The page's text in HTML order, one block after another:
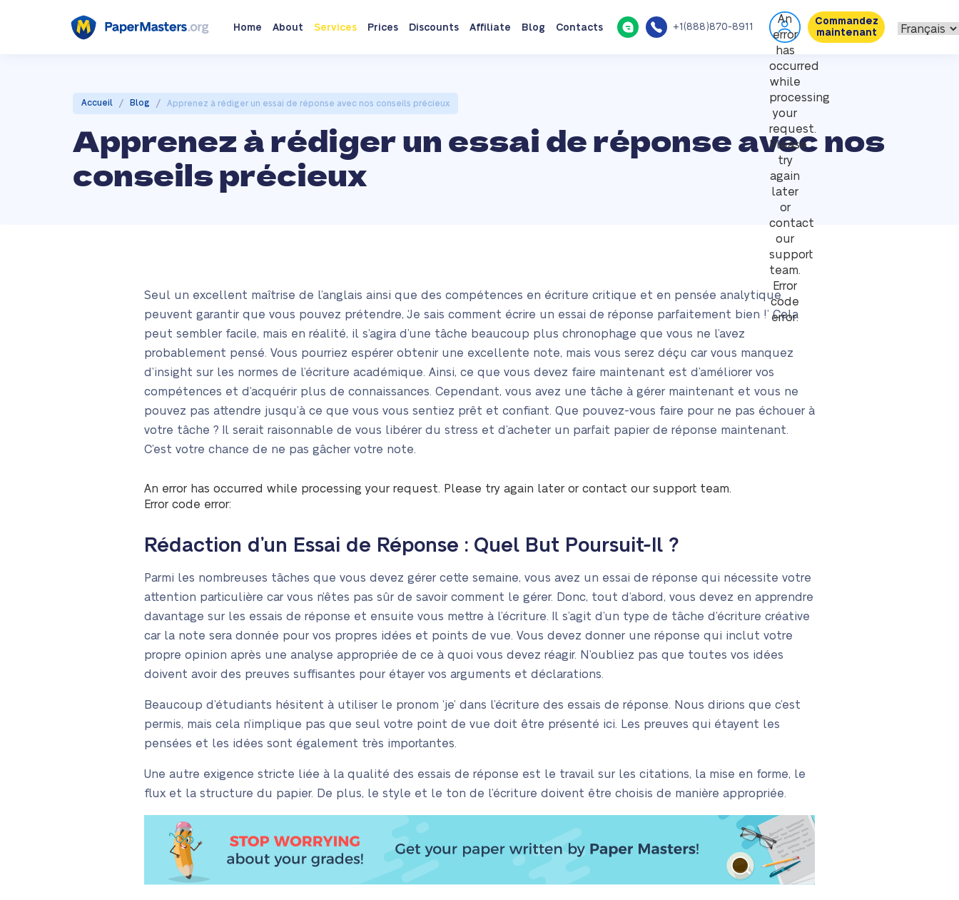
Home About Services Prices Discounts Affiliate Blog Contacts +1(888)870-8911
An
error
has
occurred
while
processing
your
request.
Please
try
again
later
or
contact
our
support
team.
Error
code
error:
Commandez
maintenant
Accueil / Blog / Apprenez à rédiger un essai de réponse avec nos conseils précieux
Apprenez à rédiger un essai de réponse avec nos
conseils précieux
Seul un excellent maîtrise de l’anglais ainsi que des compétences en écriture critique et en pensée analytique
peuvent garantir que vous pouvez prétendre, ‘Je sais comment écrire un essai de réponse parfaitement bien !’ Cela
peut sembler facile, mais en réalité, il s’agira d’une tâche beaucoup plus chronophage que vous ne l’avez
probablement pensé. Vous pourriez espérer obtenir une excellente note, mais vous serez déçu car vous manquez
d’insight sur les normes de l’écriture académique. Ainsi, ce que vous devez faire maintenant est d’améliorer vos
compétences et d’acquérir plus de connaissances. Cependant, vous avez une tâche à gérer maintenant et vous ne
pouvez pas attendre jusqu’à ce que vous vous sentiez prêt et confiant. Que pouvez-vous faire pour ne pas échouer à
votre tâche ? Il serait raisonnable de vous libérer du stress et d’acheter un parfait papier de réponse maintenant.
C’est votre chance de ne pas gâcher votre note.
An error has occurred while processing your request. Please try again later or contact our support team.
Error code error:
Rédaction d’un Essai de Réponse : Quel But Poursuit-Il ?
Parmi les nombreuses tâches que vous devez gérer cette semaine, vous avez un essai de réponse qui nécessite votre
attention particulière car vous n’êtes pas sûr de savoir comment le gérer. Donc, tout d’abord, vous devez en apprendre
davantage sur les essais de réponse et ensuite vous mettre à l’écriture. Il s’agit d’un type de tâche d’écriture créative
car la note sera donnée pour vos propres idées et points de vue. Vous devez donner une réponse qui inclut votre
propre opinion après une analyse appropriée de ce à quoi vous devez réagir. N’oubliez pas que toutes vos idées
doivent avoir des preuves suffisantes pour étayer vos arguments et déclarations.
Beaucoup d’étudiants hésitent à utiliser le pronom ‘je’ dans l’écriture des essais de réponse. Nous dirions que c’est
permis, mais cela n’implique pas que seul votre point de vue doit être présenté ici. Les preuves qui étayent les
pensées et les idées sont également très importantes.
Une autre exigence stricte liée à la qualité des essais de réponse est le travail sur les citations, la mise en forme, le
flux et la structure du papier. De plus, le style et le ton de l’écriture doivent être choisis de manière appropriée.